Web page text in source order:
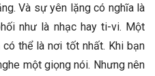
Và sự yên lặng có nghĩa là
như là nhạc hay ti-vi. Một
thể là nơi tốt nhất. Khi bạn
một giọng nói. Nhưng nên